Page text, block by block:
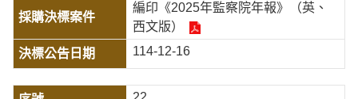
編印《2025年監察院年報》（英、
西文版）
114-12-16